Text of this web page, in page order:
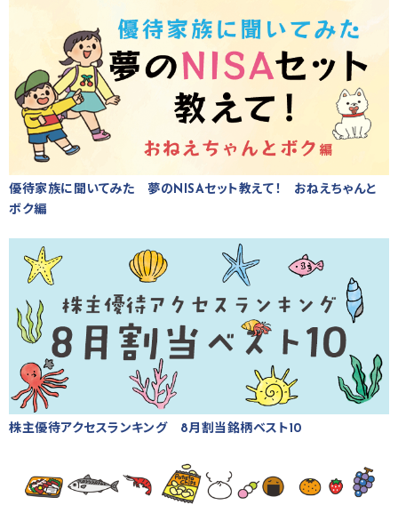
優待家族に聞いてみた 夢のNISAセット教えて！ おねえちゃんと
ボク編
株主優待アクセスランキング 8月割当銘柄ベスト10